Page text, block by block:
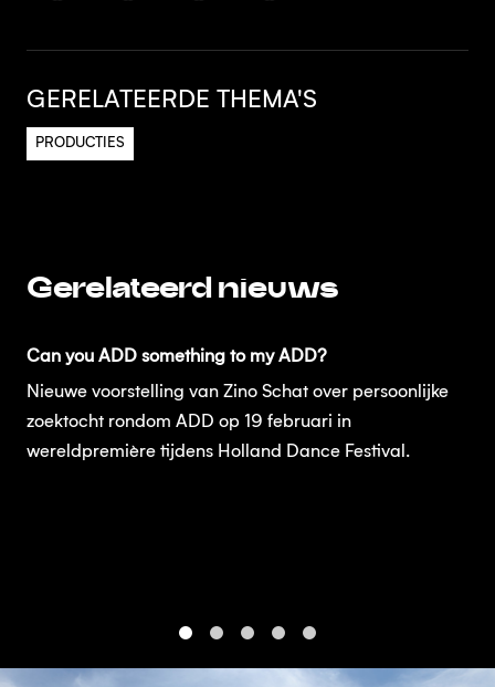
GERELATEERDE THEMA'S
PRODUCTIES
Gerelateerd nieuws
Can you ADD something to my ADD?
Nieuwe voorstelling van Zino Schat over persoonlijke
zoektocht rondom ADD op 19 februari in
wereldpremière tijdens Holland Dance Festival.